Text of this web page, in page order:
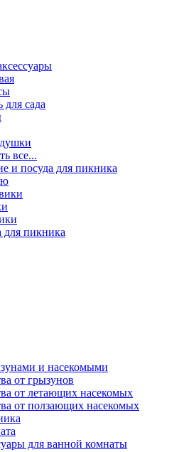
для сада
все...
и посуда для пикника
для пикника
и насекомыми
от грызунов
от летающих насекомых
от ползающих насекомых
для ванной комнаты